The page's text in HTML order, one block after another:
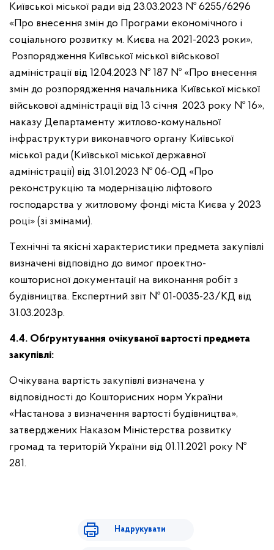
Київської міської ради від 23.03.2023 № 6255/6296
«Про внесення змін до Програми економічного і
соціального розвитку м. Києва на 2021-2023 роки»,
Розпорядження Київської міської військової
адміністрації від 12.04.2023 № 187 № «Про внесення
змін до розпорядження начальника Київської міської
військової адміністрації від 13 січня 2023 року № 16»,
наказу Департаменту житлово-комунальної
інфраструктури виконавчого органу Київської
міської ради (Київської міської державної
адміністрації) від 31.01.2023 № 06-ОД «Про
реконструкцію та модернізацію ліфтового
господарства у житловому фонді міста Києва у 2023
році» (зі змінами).
Технічні та якісні характеристики предмета закупівлі
визначені відповідно до вимог проектно-
кошторисної документації на виконання робіт з
будівництва. Експертний звіт № 01-0035-23/КД від
31.03.2023р.
4.4. Обґрунтування очікуваної вартості предмета
закупівлі:
Очікувана вартість закупівлі визначена у
відповідності до Кошторисних норм України
«Настанова з визначення вартості будівництва»,
затверджених Наказом Міністерства розвитку
громад та територій України від 01.11.2021 року №
281.
Надрукувати